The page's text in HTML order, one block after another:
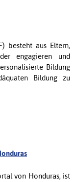
besteht aus Eltern,
engagieren und
Bildung
Bildung zu
von Honduras, ist